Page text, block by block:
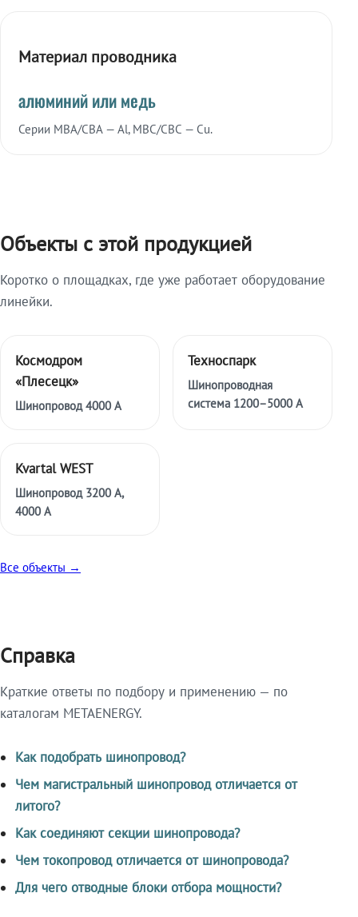
Материал проводника
алюминий или медь
Серии МВА/СВА — Al, МВС/СВС — Cu.
Объекты с этой продукцией
Коротко о площадках, где уже работает оборудование
линейки.
Космодром
«Плесецк»
Шинопровод 4000 А
Техноспарк
Шинопроводная
система 1200–5000 А
Kvartal WEST
Шинопровод 3200 А,
4000 А
Все объекты →
Справка
Краткие ответы по подбору и применению — по
каталогам METAENERGY.
Как подобрать шинопровод?
Чем магистральный шинопровод отличается от
литого?
Как соединяют секции шинопровода?
Чем токопровод отличается от шинопровода?
Для чего отводные блоки отбора мощности?